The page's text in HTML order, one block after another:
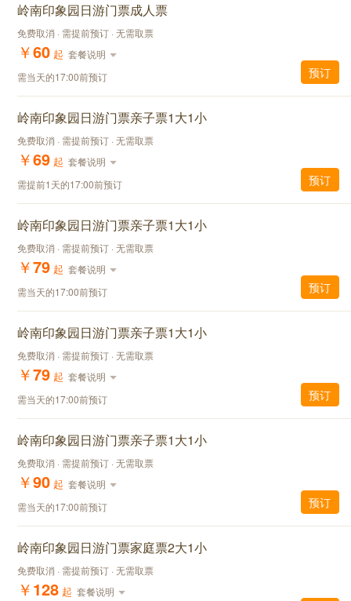
岭南印象园日游门票成人票
免费取消 · 需提前预订 · 无需取票
￥60 起 套餐说明
需当天的17:00前预订
预订
岭南印象园日游门票亲子票1大1小
免费取消 · 需提前预订 · 无需取票
￥69 起 套餐说明
需提前1天的17:00前预订
预订
岭南印象园日游门票亲子票1大1小
免费取消 · 需提前预订 · 无需取票
￥79 起 套餐说明
需当天的17:00前预订
预订
岭南印象园日游门票亲子票1大1小
免费取消 · 需提前预订 · 无需取票
￥79 起 套餐说明
需当天的17:00前预订
预订
岭南印象园日游门票亲子票1大1小
免费取消 · 需提前预订 · 无需取票
￥90 起 套餐说明
需当天的17:00前预订
预订
岭南印象园日游门票家庭票2大1小
免费取消 · 需提前预订 · 无需取票
￥128 起 套餐说明